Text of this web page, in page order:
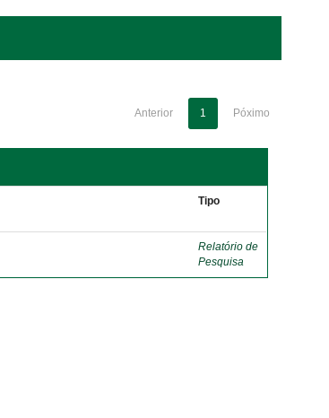
Anterior 1 Póximo
Tipo
Relatório de
Pesquisa